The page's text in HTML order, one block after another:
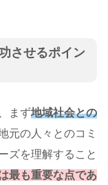
させるポイン
まず地域社会との
元の人々とのコミ
ズを理解すること
最も重要な点であ